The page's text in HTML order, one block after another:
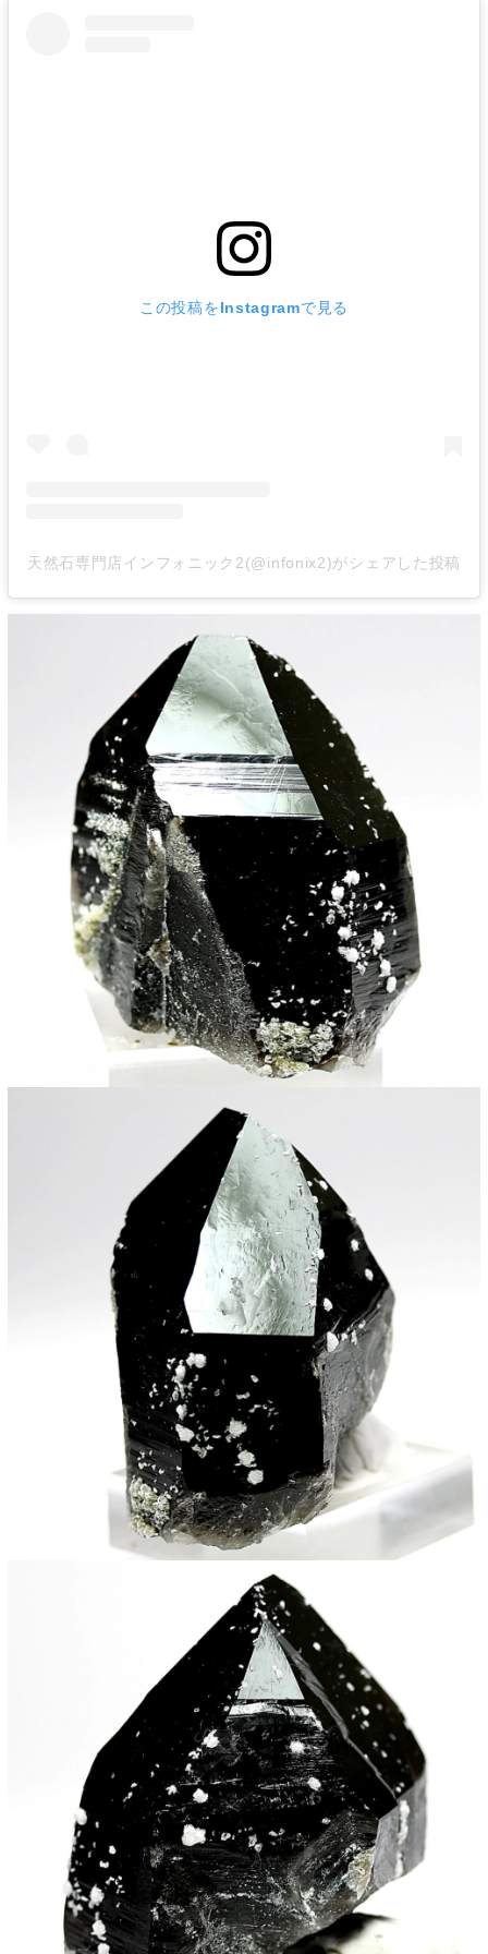
この投稿をInstagramで見る
天然石専門店インフォニック2(@infonix2)がシェアした投稿